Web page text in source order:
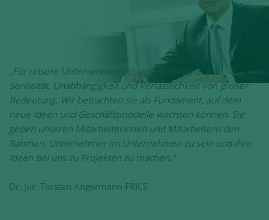
„Für unsere Unternehmensgruppe sind Werte wie
Seriosität, Unabhängigkeit und Verlässlichkeit von großer
Bedeutung. Wir betrachten sie als Fundament, auf dem
neue Ideen und Geschäftsmodelle wachsen können. Sie
geben unseren Mitarbeiterinnen und Mitarbeitern den
Rahmen, Unternehmer im Unternehmen zu sein und ihre
Ideen bei uns zu Projekten zu machen.“
Dr. jur. Torsten Angermann FRICS